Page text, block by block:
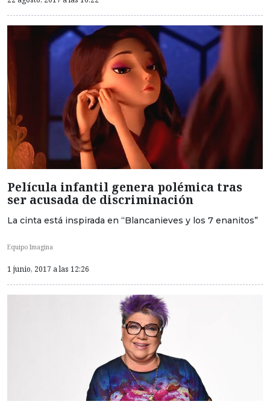
Película infantil genera polémica tras
ser acusada de discriminación
La cinta está inspirada en “Blancanieves y los 7 enanitos”
Equipo Imagina
1 junio, 2017 a las 12:26